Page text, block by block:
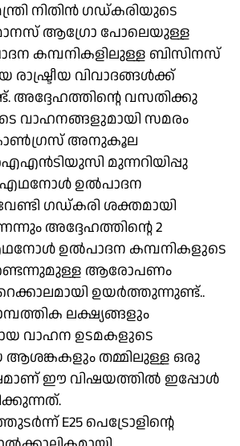
നിതിൻ ഗഡ്കരിയുടെ
ആഗ്രോ പോലെയുള്ള
കമ്പനികളിലുള്ള ബിസിനസ്
രാഷ്ട്രീയ വിവാദങ്ങൾക്ക്
അദ്ദേഹത്തിന്റെ വസതിക്കു
വാഹനങ്ങളുമായി സമരം
അനുകൂല
മുന്നറിയിപ്പു
എഥനോൾ ഉൽപാദന
ഗഡ്കരി ശക്തമായി
അദ്ദേഹത്തിന്റെ 2
ഉൽപാദന കമ്പനികളുടെ
ആരോപണം
ഉയർത്തുന്നുണ്ട്..
ലക്ഷ്യങ്ങളും
വാഹന ഉടമകളുടെ
ആശങ്കകളും തമ്മിലുള്ള ഒരു
ഈ വിഷയത്തിൽ ഇപ്പോൾ
E25 പെട്രോളിന്റെ